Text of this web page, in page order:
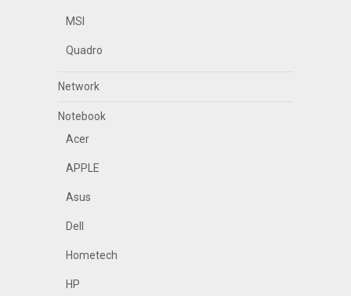
MSI
Quadro
Network
Notebook
Acer
APPLE
Asus
Dell
Hometech
HP